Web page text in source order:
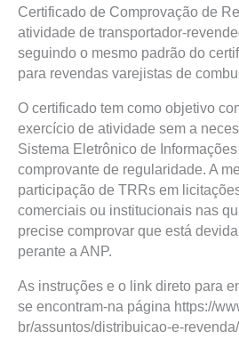
Certificado de Comprovação de
atividade de transportador-
seguindo o mesmo padrão do
para revendas varejistas de
O certificado tem como objetivo
exercício de atividade sem a
Sistema Eletrônico de
comprovante de regularidade. A
participação de TRRs em
comerciais ou institucionais nas
precise comprovar que está
perante a ANP.
As instruções e o link direto para
se encontram-na página https://
br/assuntos/distribuicao-e-